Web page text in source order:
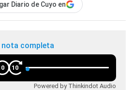
Diario de Cuyo en
nota completa
10
Powered by Thinkindot Audio